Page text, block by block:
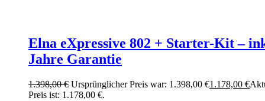
Elna eXpressive 802 + Starter-Kit –
Jahre Garantie
1.398,00€ Ursprünglicher Preis war: 1.398,00 €1.178,00 €
Preis ist: 1.178,00 €.